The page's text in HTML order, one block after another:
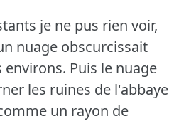
je ne pus rien voir,
nuage obscurcissait
environs. Puis le nuage
les ruines de l'abbaye
un rayon de